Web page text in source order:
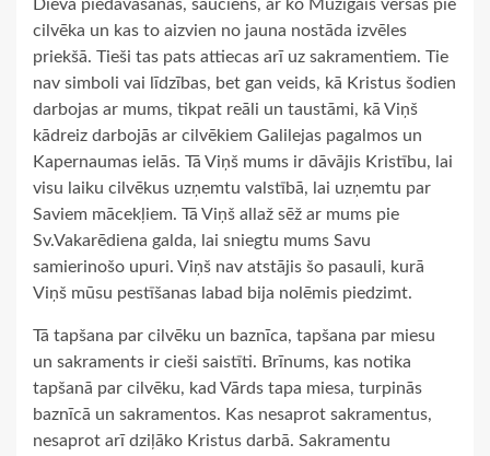
Dieva piedāvāšanās, sauciens, ar ko Mūžīgais vēršas pie
cilvēka un kas to aizvien no jauna nostāda izvēles
priekšā. Tieši tas pats attiecas arī uz sakramentiem. Tie
nav simboli vai līdzības, bet gan veids, kā Kristus šodien
darbojas ar mums, tikpat reāli un taustāmi, kā Viņš
kādreiz darbojās ar cilvēkiem Galilejas pagalmos un
Kapernaumas ielās. Tā Viņš mums ir dāvājis Kristību, lai
visu laiku cilvēkus uzņemtu valstībā, lai uzņemtu par
Saviem mācekļiem. Tā Viņš allaž sēž ar mums pie
Sv.Vakarēdiena galda, lai sniegtu mums Savu
samierinošo upuri. Viņš nav atstājis šo pasauli, kurā
Viņš mūsu pestīšanas labad bija nolēmis piedzimt.
Tā tapšana par cilvēku un baznīca, tapšana par miesu
un sakraments ir cieši saistīti. Brīnums, kas notika
tapšanā par cilvēku, kad Vārds tapa miesa, turpinās
baznīcā un sakramentos. Kas nesaprot sakramentus,
nesaprot arī dziļāko Kristus darbā. Sakramentu